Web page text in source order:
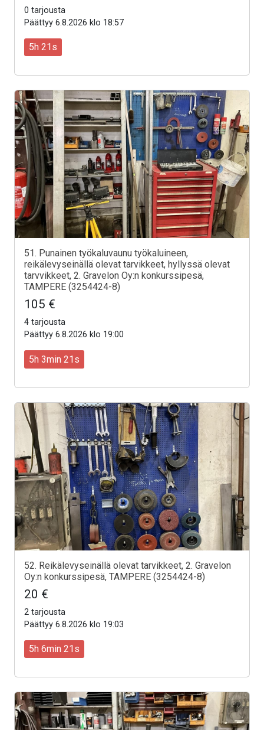
0 tarjousta
Päättyy 6.8.2026 klo 18:57
5h 19s
51. Punainen työkaluvaunu työkaluineen,
reikälevyseinällä olevat tarvikkeet, hyllyssä olevat
tarvvikkeet, 2. Gravelon Oy:n konkurssipesä,
TAMPERE (3254424-8)
105 €
4 tarjousta
Päättyy 6.8.2026 klo 19:00
5h 3min 19s
52. Reikälevyseinällä olevat tarvikkeet, 2. Gravelon
Oy:n konkurssipesä, TAMPERE (3254424-8)
20 €
2 tarjousta
Päättyy 6.8.2026 klo 19:03
5h 6min 19s